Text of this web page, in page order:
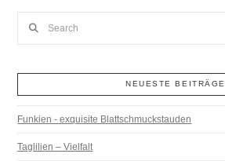
NEUESTE BEITRÄGE
Funkien - exquisite Blattschmuckstauden
Taglilien – Vielfalt